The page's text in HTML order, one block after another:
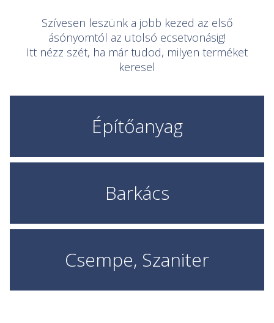
Szívesen leszünk a jobb kezed az első
ásónyomtól az utolsó ecsetvonásig!
Itt nézz szét, ha már tudod, milyen terméket
keresel
Építőanyag
Barkács
Csempe, Szaniter